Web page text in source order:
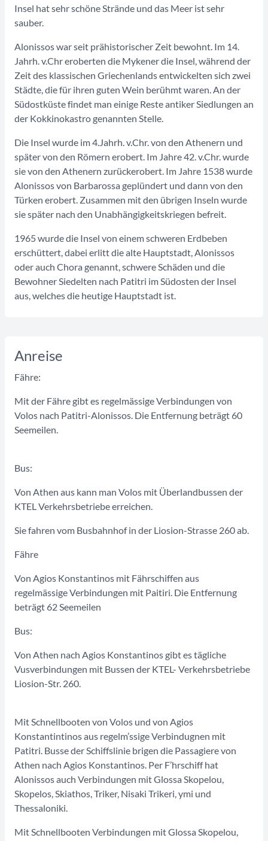
Insel hat sehr schöne Strände und das Meer ist sehr
sauber.
Alonissos war seit prähistorischer Zeit bewohnt. Im 14.
Jahrh. v.Chr eroberten die Mykener die Insel, während der
Zeit des klassischen Griechenlands entwickelten sich zwei
Städte, die für ihren guten Wein berühmt waren. An der
Südostküste findet man einige Reste antiker Siedlungen an
der Kokkinokastro genannten Stelle.
Die Insel wurde im 4.Jahrh. v.Chr. von den Athenern und
später von den Römern erobert. Im Jahre 42. v.Chr. wurde
sie von den Athenern zurückerobert. Im Jahre 1538 wurde
Alonissos von Barbarossa geplündert und dann von den
Türken erobert. Zusammen mit den übrigen Inseln wurde
sie später nach den Unabhängigkeitskriegen befreit.
1965 wurde die Insel von einem schweren Erdbeben
erschüttert, dabei erlitt die alte Hauptstadt, Alonissos
oder auch Chora genannt, schwere Schäden und die
Bewohner Siedelten nach Patitri im Südosten der Insel
aus, welches die heutige Hauptstadt ist.
Anreise
Fähre:
Mit der Fähre gibt es regelmässige Verbindungen von
Volos nach Patitri-Alonissos. Die Entfernung beträgt 60
Seemeilen.
Bus:
Von Athen aus kann man Volos mit Überlandbussen der
KTEL Verkehrsbetriebe erreichen.
Sie fahren vom Busbahnhof in der Liosion-Strasse 260 ab.
Fähre
Von Agios Konstantinos mit Fährschiffen aus
regelmässige Verbindungen mit Paitiri. Die Entfernung
beträgt 62 Seemeilen
Bus:
Von Athen nach Agios Konstantinos gibt es tägliche
Vusverbindungen mit Bussen der KTEL- Verkehrsbetriebe
Liosion-Str. 260.
Mit Schnellbooten von Volos und von Agios
Konstantintinos aus regelm’ssige Verbindugnen mit
Patitri. Busse der Schiffslinie brigen die Passagiere von
Athen nach Agios Konstantinos. Per F’hrschiff hat
Alonissos auch Verbindungen mit Glossa Skopelou,
Skopelos, Skiathos, Triker, Nisaki Trikeri, ymi und
Thessaloniki.
Mit Schnellbooten Verbindungen mit Glossa Skopelou,